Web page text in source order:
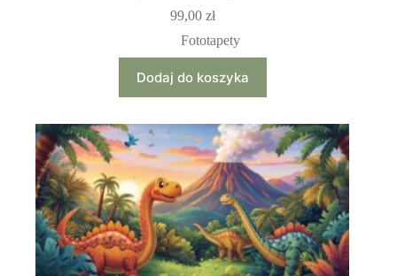
99,00 zł
Fototapety
Dodaj do koszyka